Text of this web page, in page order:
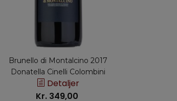
Brunello di Montalcino 2017
Donatella Cinelli Colombini
Detaljer
Kr. 349,00